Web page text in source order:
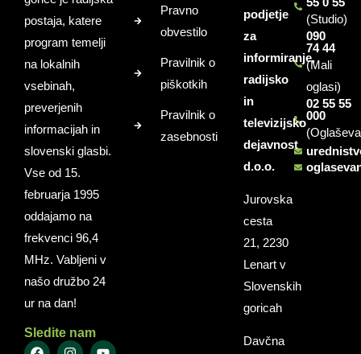
postaja, katere
program temelji
na lokalnih
vsebinah,
preverjenih
informacijah in
slovenski glasbi.
Vse od 15.
februarja 1995
oddajamo na
frekvenci 96,4
MHz. Vabljeni v
našo družbo 24
ur na dan!
Sledite nam
Pravno
obvestilo
Pravilnik o
piškotkih
Pravilnik o
zasebnosti
podjetje
za
informiranje,
radijsko
in
televizijsko
dejavnost
d.o.o.
Jurovska
cesta
21, 2230
Lenart v
Slovenskih
goricah
Davčna
(Studio)
090
74 44
(Mali
oglasi)
02 55 55
000